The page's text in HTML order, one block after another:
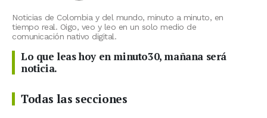
Noticias de Colombia y del mundo, minuto a minuto, en
tiempo real. Oigo, veo y leo en un solo medio de
comunicación nativo digital.
Lo que leas hoy en minuto30, mañana será
noticia.
Todas las secciones